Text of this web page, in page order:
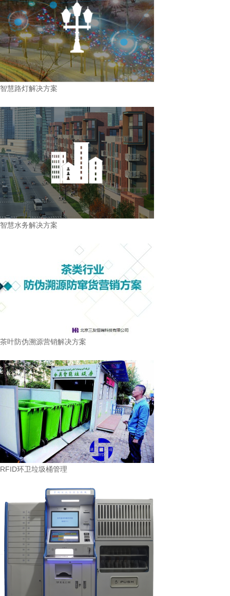
智慧路灯解决方案
智慧水务解决方案
茶叶防伪溯源营销解决方案
RFID环卫垃圾桶管理